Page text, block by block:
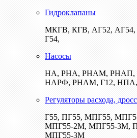
Гидроклапаны
МКГВ, КГВ, АГ52, АГ54,
Г54,
Насосы
НА, РНА, РНАМ, РНАП,
НАРФ, РНАМ, Г12,
Регуляторы расхода,
Г55, ПГ55, МПГ55,
МПГ55-2М, МПГ55-3М,
МПГ55-3М